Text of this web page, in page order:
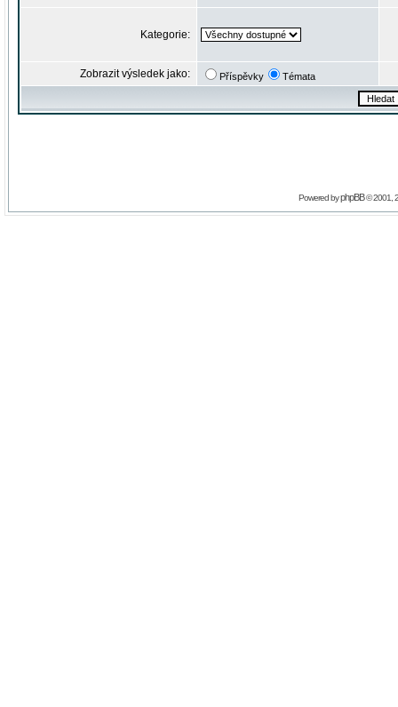
Kategorie:
Zobrazit výsledek jako: Příspěvky Témata
Powered byphpBB© 2001,